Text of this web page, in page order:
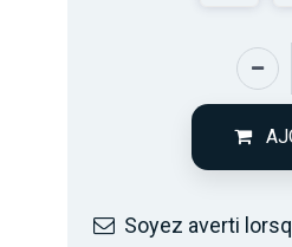
Soyez averti